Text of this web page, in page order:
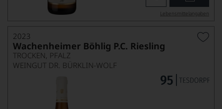
Lebensmittel­angaben
2023
Wachenheimer Böhlig P.C. Riesling
TROCKEN, PFALZ
WEINGUT DR. BÜRKLIN-WOLF